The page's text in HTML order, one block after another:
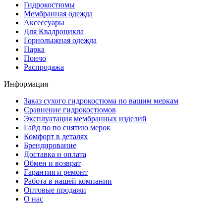
Гидрокостюмы
Мембранная одежда
Аксесcуары
Для Квадроцикла
Горнолыжная одежда
Парка
Пончо
Распродажа
Информация
Заказ сухого гидрокостюма по вашим меркам
Сравнение гидрокостюмов
Эксплуатация мембранных изделий
Гайд по по снятию мерок
Комфорт в деталях
Брендирование
Доставка и оплата
Обмен и возврат
Гарантия и ремонт
Работа в нашей компании
Оптовые продажи
О нас